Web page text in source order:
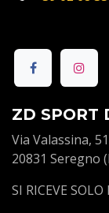
ZD SPORT
Via Valassina, 51
20831 Seregno
SI RICEVE